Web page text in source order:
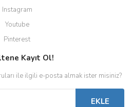
Instagram
Youtube
Pinterest
Kayıt Ol!
ile ilgili e-posta almak ister misiniz?
EKLE